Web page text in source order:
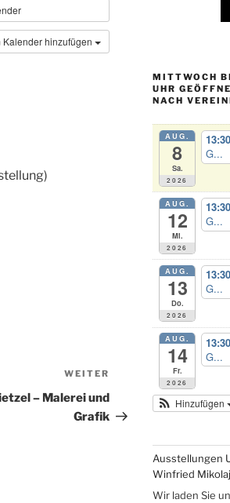
Kalender hinzufügen
Nächster
Beitrag
WEITER
– Malerei und
Grafik
MITTWOCH
UHR
NACH
AUG.
8
Sa.
2026
G...
AUG.
12
Mi.
2026
G...
AUG.
13
Do.
2026
G...
AUG.
14
Fr.
2026
G...
Hinzufügen
Ausstellungen
Winfried
Wir laden Sie